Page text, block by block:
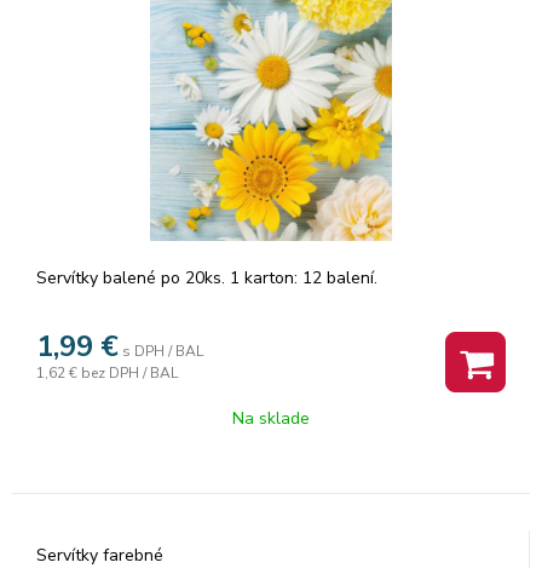
Servítky balené po 20ks. 1 karton: 12 balení.
1,99 € s DPH / BAL
1,62 € bez DPH / BAL
Na sklade
Servítky farebné